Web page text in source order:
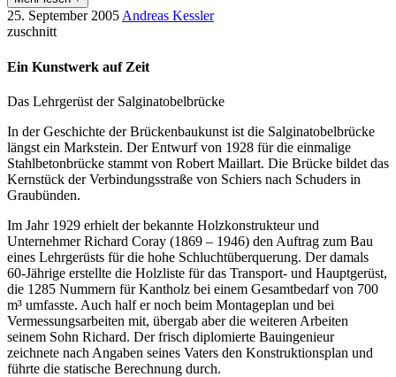
25. September 2005 Andreas Kessler
zuschnitt
Ein Kunstwerk auf Zeit
Das Lehrgerüst der Salginatobelbrücke
In der Geschichte der Brückenbaukunst ist die Salginatobelbrücke
längst ein Markstein. Der Entwurf von 1928 für die einmalige
Stahlbetonbrücke stammt von Robert Maillart. Die Brücke bildet das
Kernstück der Verbindungsstraße von Schiers nach Schuders in
Graubünden.
Im Jahr 1929 erhielt der bekannte Holzkonstrukteur und
Unternehmer Richard Coray (1869 – 1946) den Auftrag zum Bau
eines Lehrgerüsts für die hohe Schluchtüberquerung. Der damals
60-Jährige erstellte die Holzliste für das Transport- und Hauptgerüst,
die 1285 Nummern für Kantholz bei einem Gesamtbedarf von 700
m³ umfasste. Auch half er noch beim Montageplan und bei
Vermessungsarbeiten mit, übergab aber die weiteren Arbeiten
seinem Sohn Richard. Der frisch diplomierte Bauingenieur
zeichnete nach Angaben seines Vaters den Konstruktionsplan und
führte die statische Berechnung durch.